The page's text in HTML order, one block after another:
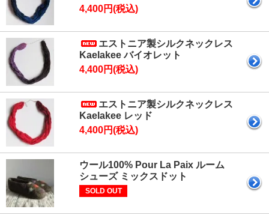
4,400円(税込)
エストニア製シルクネックレス
Kaelakee バイオレット
4,400円(税込)
エストニア製シルクネックレス
Kaelakee レッド
4,400円(税込)
ウール100% Pour La Paix ルーム
シューズ ミックスドット
SOLD OUT